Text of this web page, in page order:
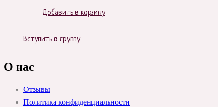
Добавить в корзину
Вступить в группу
О нас
Отзывы
Политика конфиденциальности